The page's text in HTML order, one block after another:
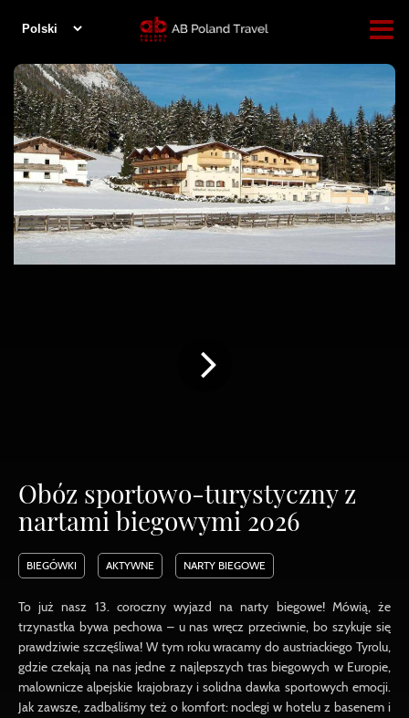
Obóz sportowo-turystyczny z
nartami biegowymi 2026
BIEGÓWKI AKTYWNE NARTY BIEGOWE
To już nasz 13. coroczny wyjazd na narty biegowe! Mówią, że
trzynastka bywa pechowa – u nas wręcz przeciwnie, bo szykuje się
prawdziwie szczęśliwa! W tym roku wracamy do austriackiego Tyrolu,
gdzie czekają na nas jedne z najlepszych tras biegowych w Europie,
malownicze alpejskie krajobrazy i solidna dawka sportowych emocji.
Jak zawsze, zadbaliśmy też o komfort: noclegi w hotelu z basenem i